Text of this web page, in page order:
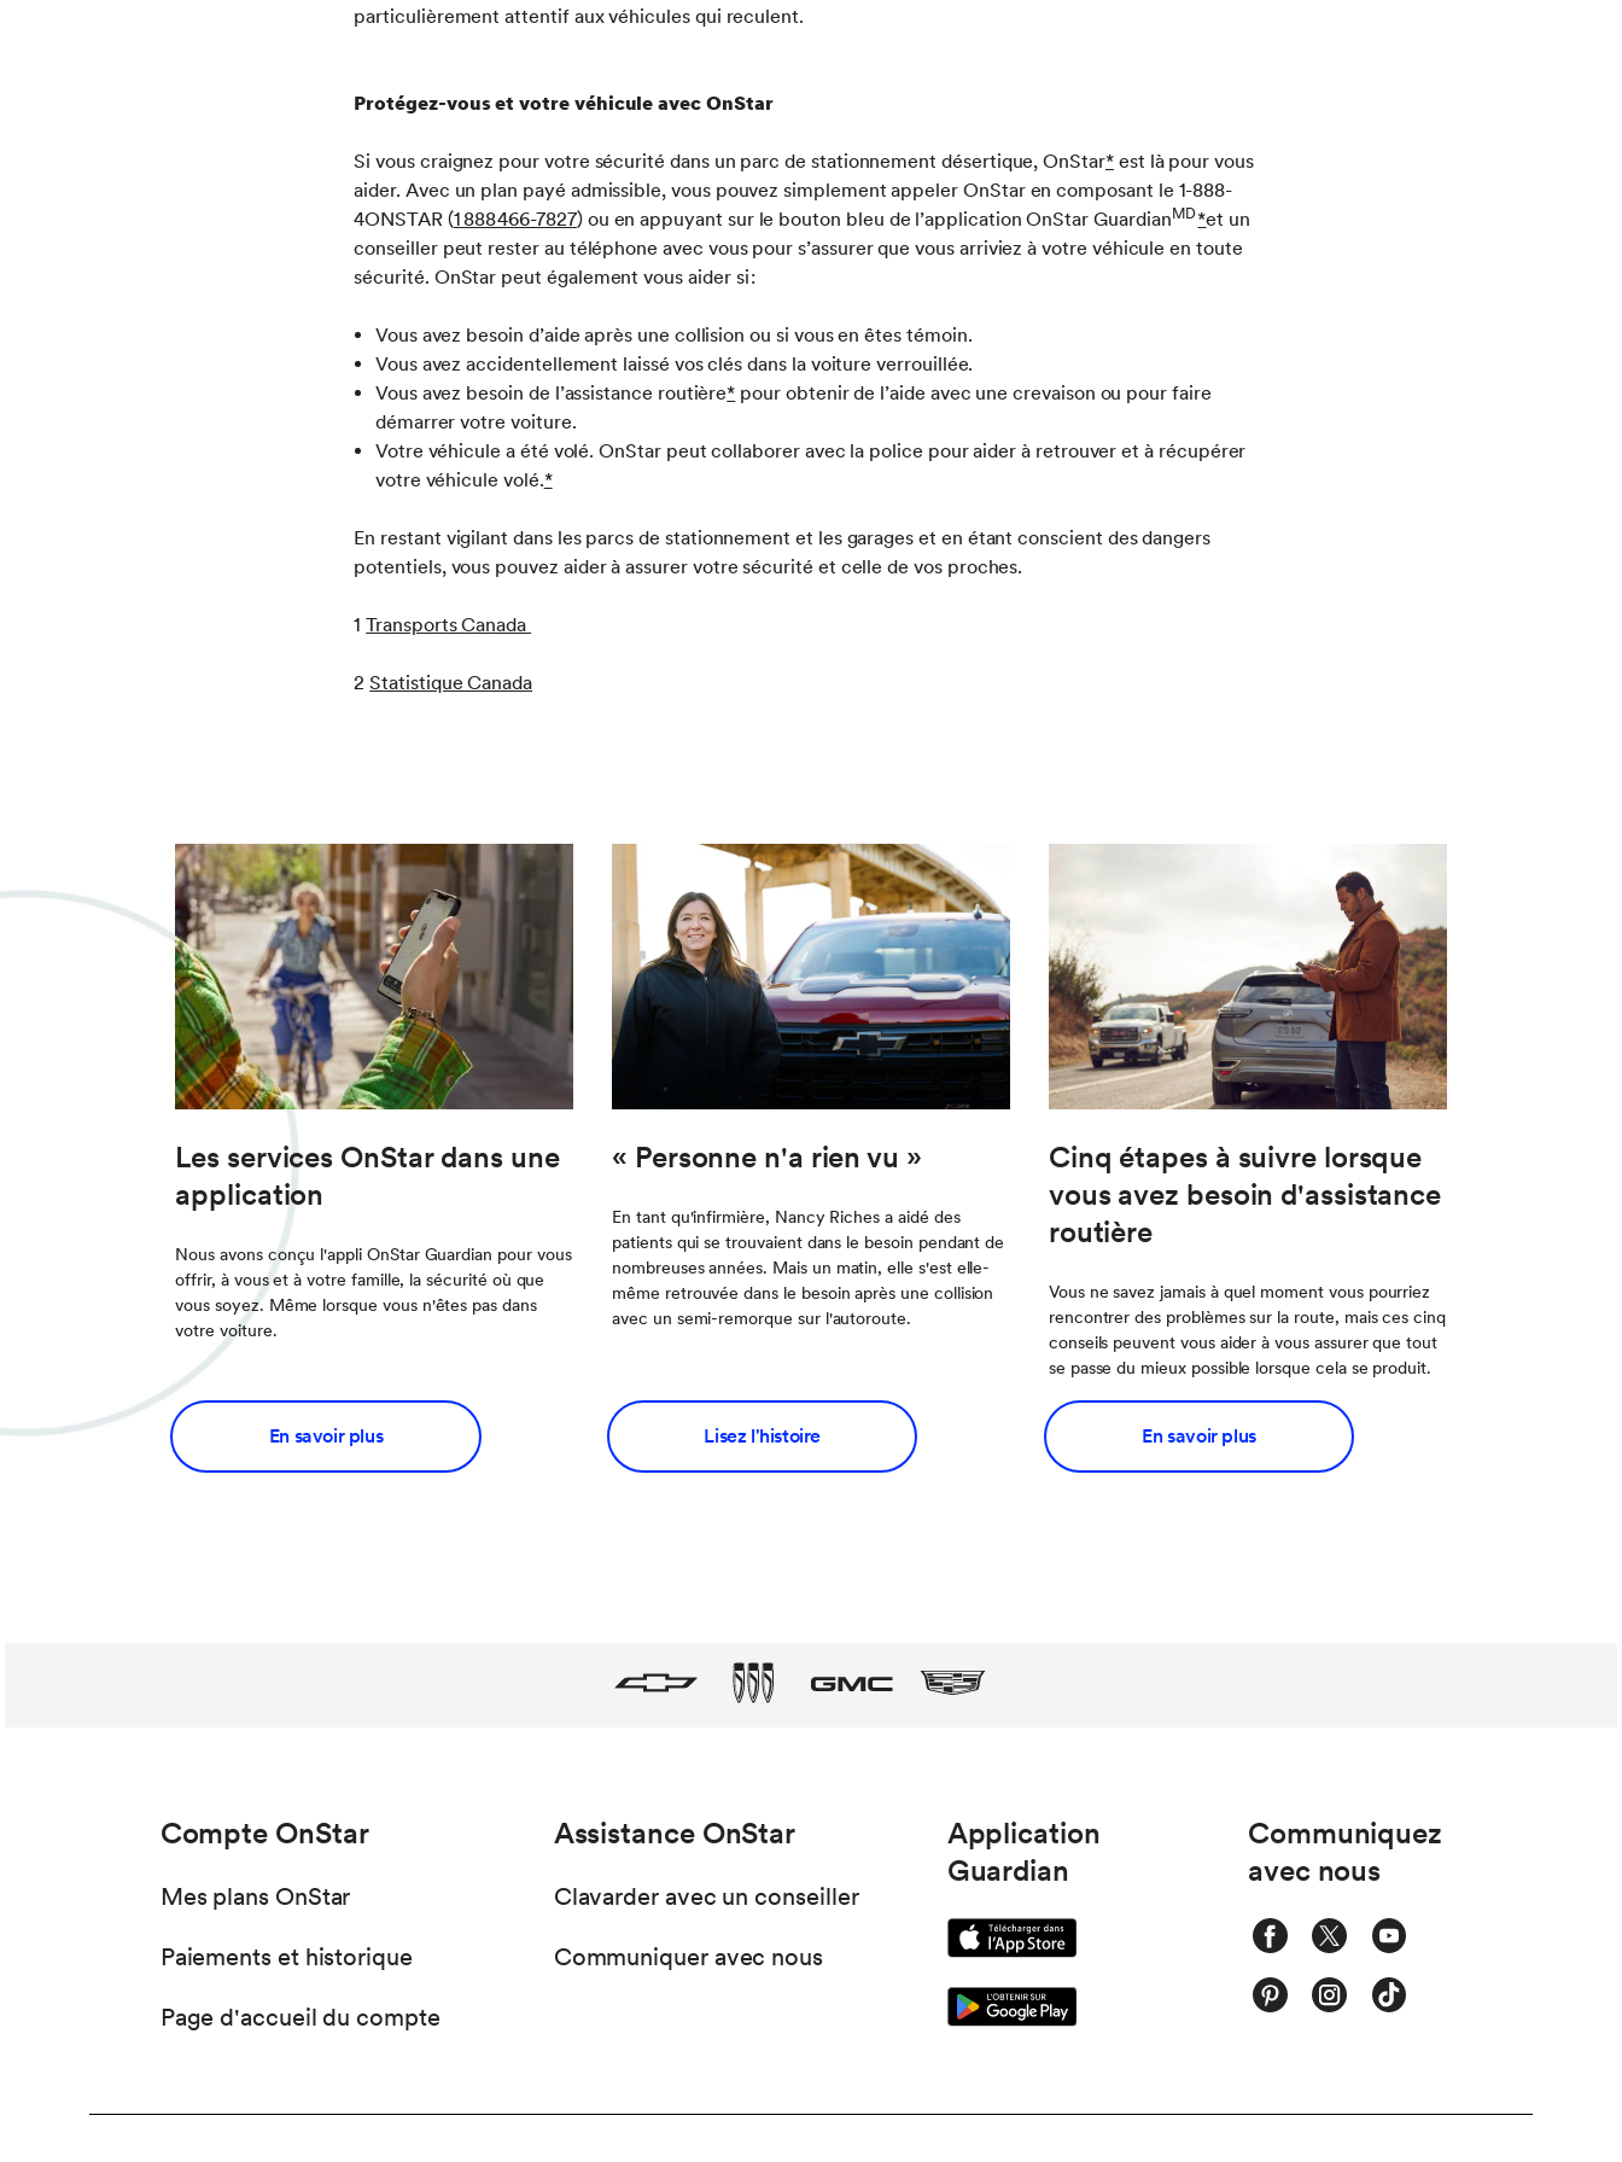
particulièrement attentif aux véhicules qui reculent.
Protégez-vous et votre véhicule avec OnStar
Si vous craignez pour votre sécurité dans un parc de stationnement désertique, OnStar*est là pour vous
aider. Avec un plan payé admissible, vous pouvez simplement appeler OnStar en composant le 1-888-
4ONSTAR (1 888 466-7827) ou en appuyant sur le bouton bleu de l’application OnStar GuardianMD*et un
conseiller peut rester au téléphone avec vous pour s’assurer que vous arriviez à votre véhicule en toute
sécurité. OnStar peut également vous aider si :
Vous avez besoin d’aide après une collision ou si vous en êtes témoin.
Vous avez accidentellement laissé vos clés dans la voiture verrouillée.
Vous avez besoin de l’assistance routière* pour obtenir de l’aide avec une crevaison ou pour faire
démarrer votre voiture.
Votre véhicule a été volé. OnStar peut collaborer avec la police pour aider à retrouver et à récupérer
votre véhicule volé.*
En restant vigilant dans les parcs de stationnement et les garages et en étant conscient des dangers
potentiels, vous pouvez aider à assurer votre sécurité et celle de vos proches.
1Transports Canada
2Statistique Canada
Les services OnStar dans une
application
Nous avons conçu l'appli OnStar Guardian pour vous
offrir, à vous et à votre famille, la sécurité où que
vous soyez. Même lorsque vous n'êtes pas dans
votre voiture.
En savoir plus
« Personne n'a rien vu »
En tant qu'infirmière, Nancy Riches a aidé des
patients qui se trouvaient dans le besoin pendant de
nombreuses années. Mais un matin, elle s'est elle-
même retrouvée dans le besoin après une collision
avec un semi-remorque sur l'autoroute.
Lisez l'histoire
Cinq étapes à suivre lorsque
vous avez besoin d'assistance
routière
Vous ne savez jamais à quel moment vous pourriez
rencontrer des problèmes sur la route, mais ces cinq
conseils peuvent vous aider à vous assurer que tout
se passe du mieux possible lorsque cela se produit.
En savoir plus